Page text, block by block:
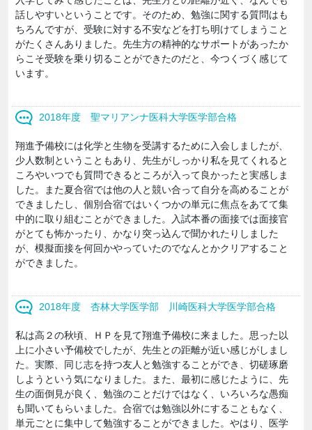
話しやすいということです。そのため、勉強に関する質問はも
ちろんですが、受験に対する不安などを打ち明けてしまうこと
がたくさんありました。先生方の精神的なサポートがあったか
らこそ受験を乗り切ることができたのだと、今つくづく感じて
います。
2018年度 聖マリアンナ医科大学医学部合格
翔進予備校には化学と生物を受講するために入会しましたが、
少人数制ということもあり、先生がしっかり私を見てくれると
ころやいつでも質問できるところが入って良かったと実感しま
した。また夏合宿では他の人と競い合って自分を高めることが
できましたし、個別合宿ではいくつかの単元に焦点をあてて集
中的に取り組むことができました。入試本番の面接では面接官
がとても怖かったり、かなり突っ込んで聞かれたりしました
が、模擬面接を何回かやっていたのでなんとかクリアすること
ができました。
2018年度 杏林大学医学部 川崎医科大学医学部合格
私は高２の秋頃、ＨＰを見て翔進予備校に来ました。思った以
上に小さい予備校でしたが、先生との距離が近い感じがしまし
た。実際、同じ志を持つ友人と勉強することができ、切磋琢磨
しようという気になりました。また、最初に感じたように、先
生の面倒見が良く、勉強のことだけではなく、いろいろな愚痴
も聞いてもらいました。合宿では勉強以外にすることもなく、
単元ごとに集中して勉強することができました。やはり、医学